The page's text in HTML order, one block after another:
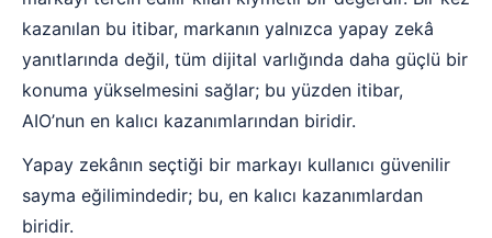
kazanılan bu itibar, markanın yalnızca yapay zekâ
yanıtlarında değil, tüm dijital varlığında daha güçlü bir
konuma yükselmesini sağlar; bu yüzden itibar,
AIO’nun en kalıcı kazanımlarından biridir.
Yapay zekânın seçtiği bir markayı kullanıcı güvenilir
sayma eğilimindedir; bu, en kalıcı kazanımlardan
biridir.